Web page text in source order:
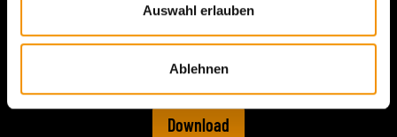
Auswahl erlauben
Ablehnen
Download